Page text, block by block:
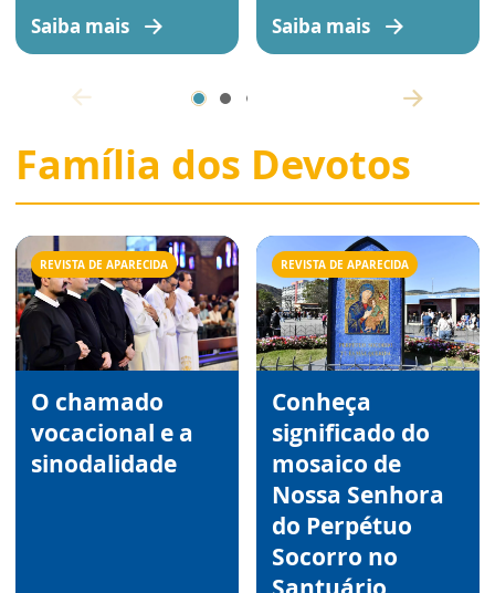
Saiba mais Saiba mais
Família dos Devotos
REVISTA DE APARECIDA
O chamado
vocacional e a
sinodalidade
REVISTA DE APARECIDA
Conheça
significado do
mosaico de
Nossa Senhora
do Perpétuo
Socorro no